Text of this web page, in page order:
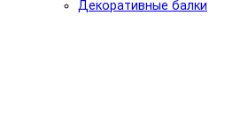
Декоративные балки